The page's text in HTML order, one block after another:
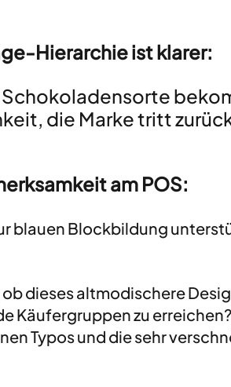
Hierarchie ist klarer:
die Marke tritt
am POS:
blauen Blockbildung
ob dieses altmodischere
Käufergruppen zu
Typos und die sehr